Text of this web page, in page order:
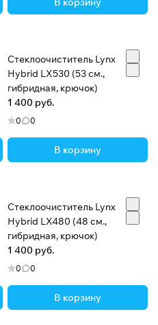
Стеклоочиститель Lynx
Hybrid LX530 (53 см.,
гибридная, крючок)
1 400 руб.
0 0
В корзину
Стеклоочиститель Lynx
Hybrid LX480 (48 см.,
гибридная, крючок)
1 400 руб.
0 0
В корзину